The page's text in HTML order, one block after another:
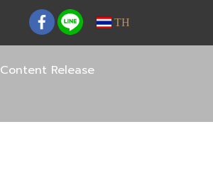
TH
Content Release